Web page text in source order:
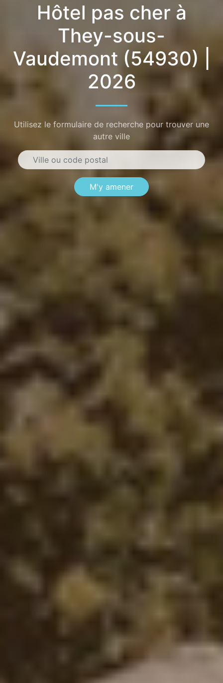
Hôtel pas cher à
They-sous-
Vaudemont (54930) |
2026
Utilisez le formulaire de recherche pour trouver une
autre ville
M'y amener